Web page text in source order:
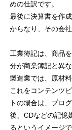
めの仕訳です。
最後に決算書を作
からなり、その会
工業簿記は、商品
分が商業簿記と異な
製造業では、原材
これをコンテンツ
トの場合は、プロ
後、CDなどの記憶
るというイメージで